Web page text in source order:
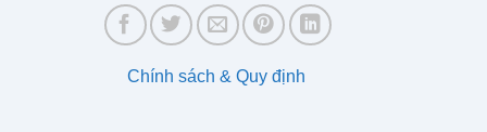
Chính sách & Quy định